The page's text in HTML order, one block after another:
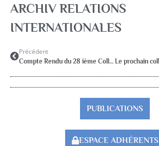
ARCHIV RELATIONS
INTERNATIONALES
Précédent
Compte Rendu du 28 ième Colloque de l’ISPA à Hangzhou en CHINE
PUBLICATIONS
ESPACE ADHÉRENTS